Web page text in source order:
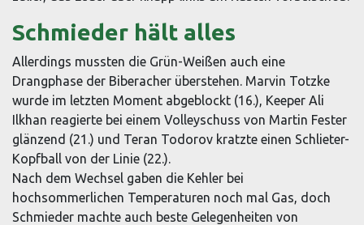
Schmieder hält alles
Allerdings mussten die Grün-Weißen auch eine
Drangphase der Biberacher überstehen. Marvin Totzke
wurde im letzten Moment abgeblockt (16.), Keeper Ali
Ilkhan reagierte bei einem Volleyschuss von Martin Fester
glänzend (21.) und Teran Todorov kratzte einen Schlieter-
Kopfball von der Linie (22.).
Nach dem Wechsel gaben die Kehler bei
hochsommerlichen Temperaturen noch mal Gas, doch
Schmieder machte auch beste Gelegenheiten von